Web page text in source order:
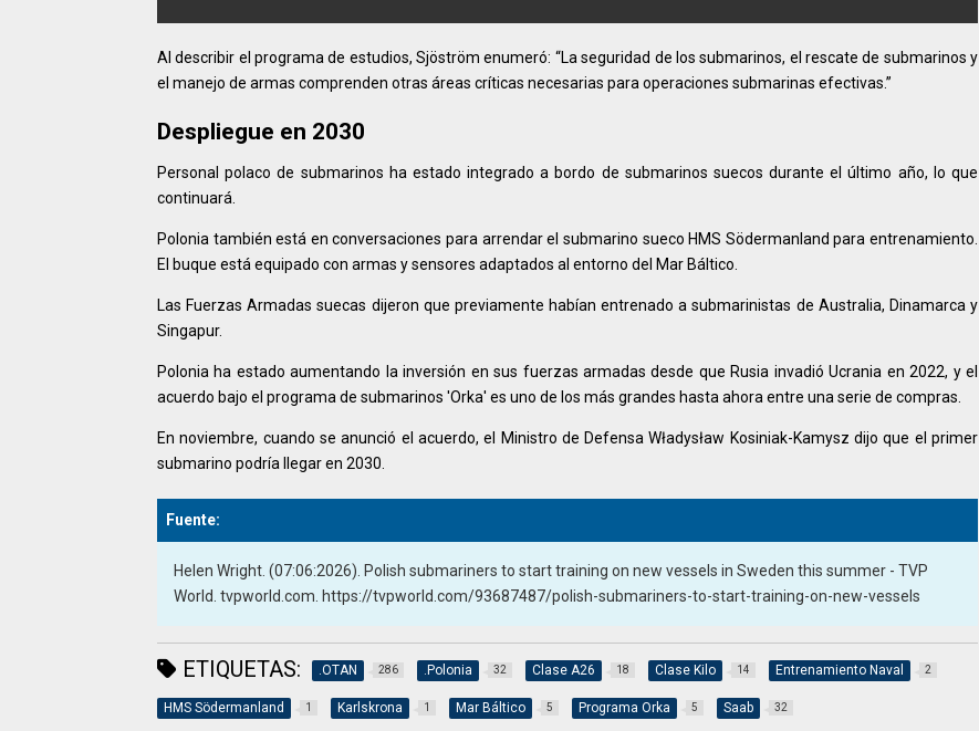
Al describir el programa de estudios, Sjöström enumeró: “La seguridad de los submarinos, el rescate de submarinos y
el manejo de armas comprenden otras áreas críticas necesarias para operaciones submarinas efectivas.”
Despliegue en 2030
Personal polaco de submarinos ha estado integrado a bordo de submarinos suecos durante el último año, lo que
continuará.
Polonia también está en conversaciones para arrendar el submarino sueco HMS Södermanland para entrenamiento.
El buque está equipado con armas y sensores adaptados al entorno del Mar Báltico.
Las Fuerzas Armadas suecas dijeron que previamente habían entrenado a submarinistas de Australia, Dinamarca y
Singapur.
Polonia ha estado aumentando la inversión en sus fuerzas armadas desde que Rusia invadió Ucrania en 2022, y el
acuerdo bajo el programa de submarinos 'Orka' es uno de los más grandes hasta ahora entre una serie de compras.
En noviembre, cuando se anunció el acuerdo, el Ministro de Defensa Władysław Kosiniak-Kamysz dijo que el primer
submarino podría llegar en 2030.
Fuente:
Helen Wright. (07:06:2026). Polish submariners to start training on new vessels in Sweden this summer - TVP
World. tvpworld.com. https://tvpworld.com/93687487/polish-submariners-to-start-training-on-new-vessels
ETIQUETAS: .OTAN 286 .Polonia 32 Clase A26 18 Clase Kilo 14 Entrenamiento Naval 2
HMS Södermanland 1 Karlskrona 1 Mar Báltico 5 Programa Orka 5 Saab 32